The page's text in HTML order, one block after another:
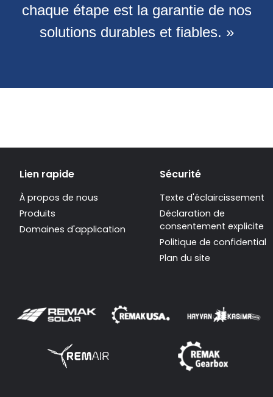
chaque étape est la garantie de nos
solutions durables et fiables. »
Lien rapide
À propos de nous
Produits
Domaines d'application
Sécurité
Texte d'éclaircissement
Déclaration de
consentement explicite
Politique de
Plan du site